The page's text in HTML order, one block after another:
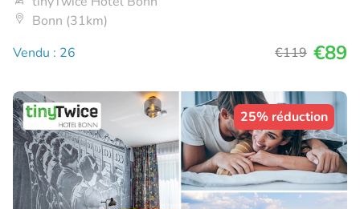
Bonn (31km)
Vendu : 26
€119 €89
25% réduction